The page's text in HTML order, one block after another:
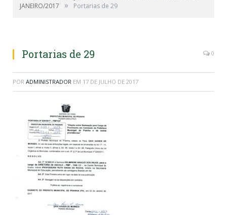
JANEIRO/2017
» Portarias de 29
Portarias de 29 0
POR ADMINISTRADOR EM 17 DE JULHO DE 2017